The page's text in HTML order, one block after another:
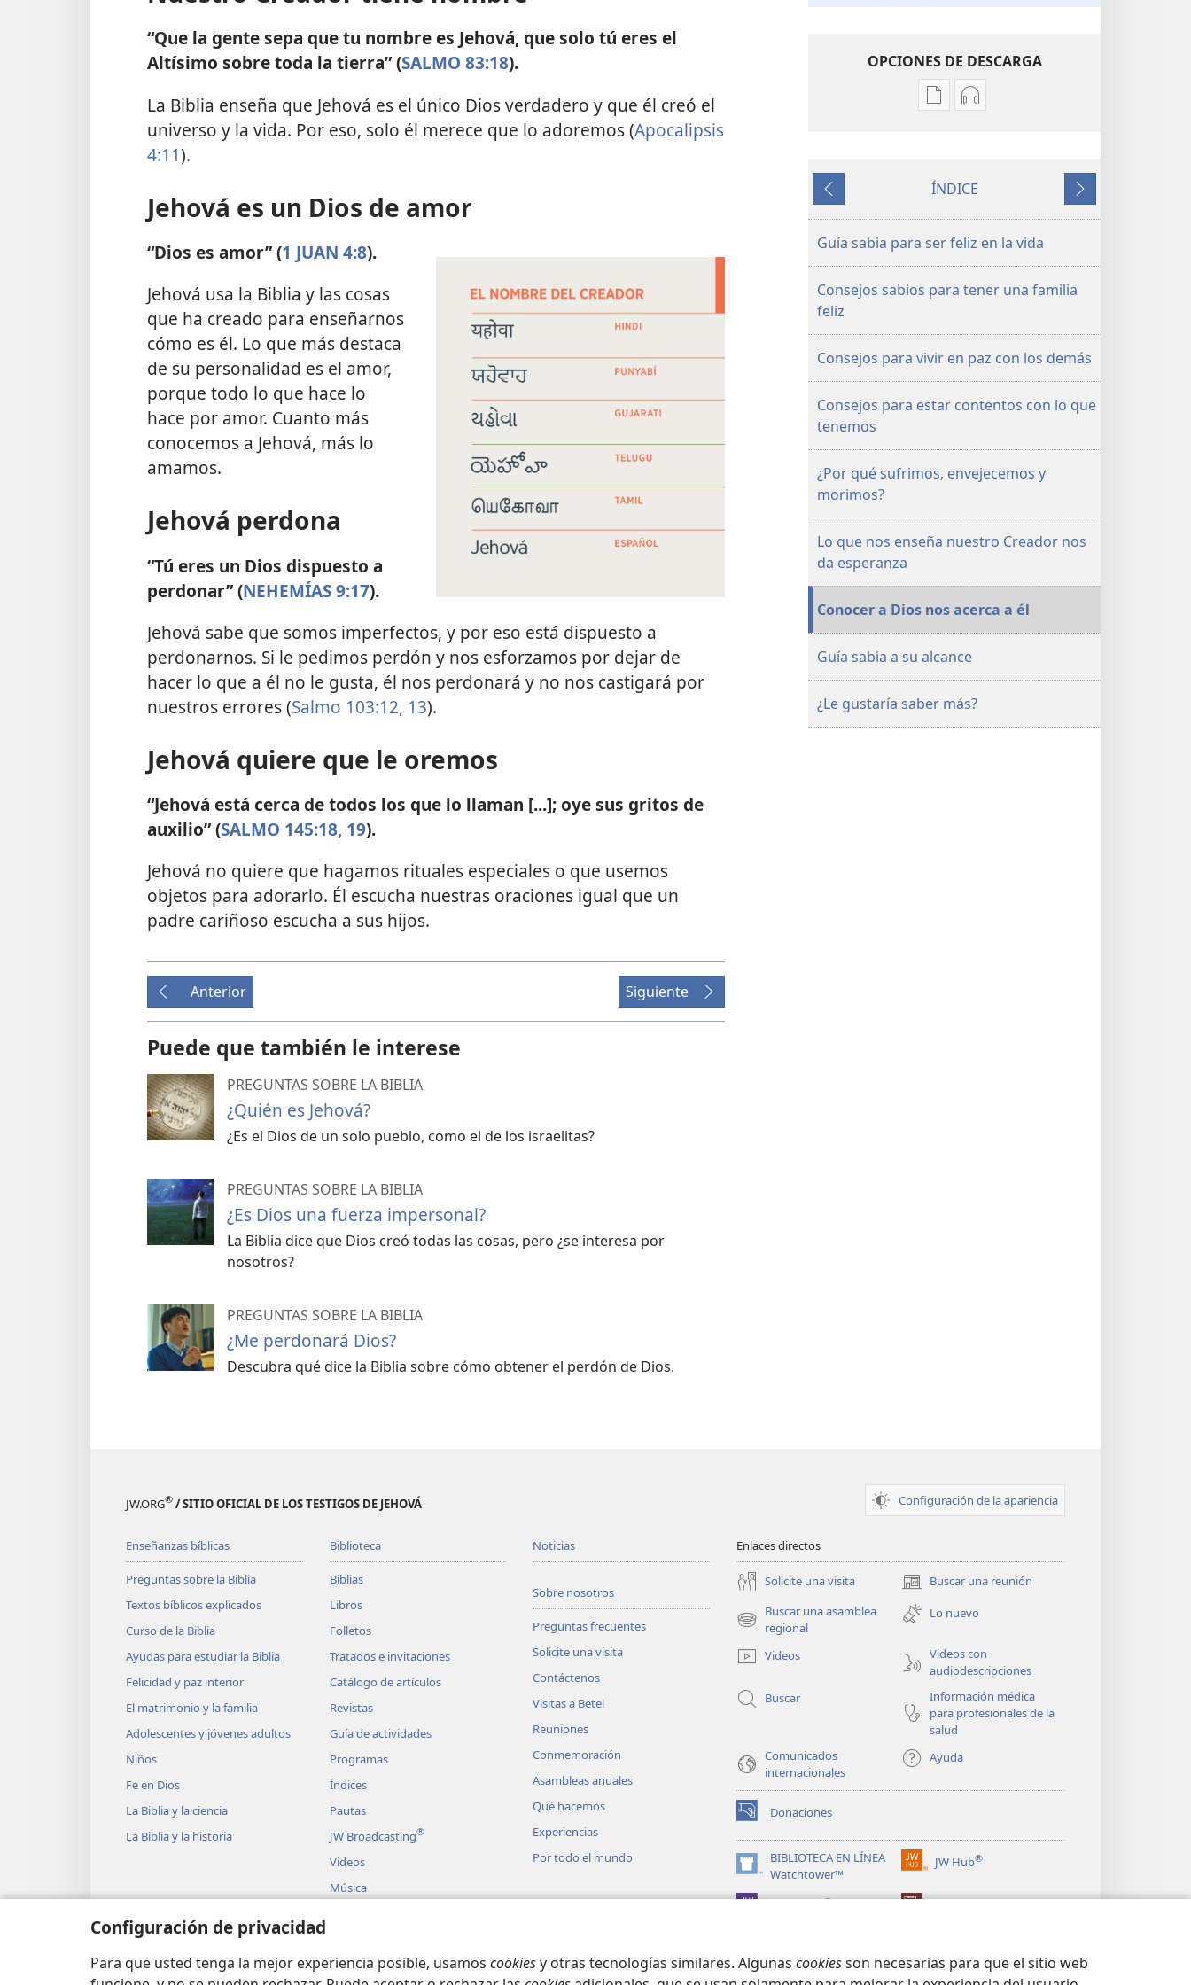
Configuración de privacidad
Para que usted tenga la mejor experiencia posible, usamos cookiesy otras tecnologías similares. Algunas cookiesson necesarias para que el sitio web
“Que la gente sepa que tu nombre es Jehová, que solo tú eres el
Altísimo sobre toda la tierra” (SALMO 83:18).
La Biblia enseña que Jehová es el único Dios verdadero y que él creó el
universo y la vida. Por eso, solo él merece que lo adoremos (Apocalipsis
4:11).
Jehová es un Dios de amor
“Dios es amor” (1 JUAN 4:8).
Jehová usa la Biblia y las cosas
que ha creado para enseñarnos
cómo es él. Lo que más destaca
de su personalidad es el amor,
porque todo lo que hace lo
hace por amor. Cuanto más
conocemos a Jehová, más lo
amamos.
Jehová perdona
“Tú eres un Dios dispuesto a
perdonar” (NEHEMÍAS 9:17).
Jehová sabe que somos imperfectos, y por eso está dispuesto a
perdonarnos. Si le pedimos perdón y nos esforzamos por dejar de
hacer lo que a él no le gusta, él nos perdonará y no nos castigará por
nuestros errores (Salmo 103:12, 13).
Jehová quiere que le oremos
“Jehová está cerca de todos los que lo llaman [...]; oye sus gritos de
auxilio” (SALMO 145:18, 19).
Jehová no quiere que hagamos rituales especiales o que usemos
objetos para adorarlo. Él escucha nuestras oraciones igual que un
padre cariñoso escucha a sus hijos.
Anterior Siguiente
Puede que también le interese
PREGUNTAS SOBRE LA BIBLIA
¿Quién es Jehová?
¿Es el Dios de un solo pueblo, como el de los israelitas?
PREGUNTAS SOBRE LA BIBLIA
¿Es Dios una fuerza impersonal?
La Biblia dice que Dios creó todas las cosas, pero ¿se interesa por
nosotros?
PREGUNTAS SOBRE LA BIBLIA
¿Me perdonará Dios?
Descubra qué dice la Biblia sobre cómo obtener el perdón de Dios.
OPCIONES DE DESCARGA
Opciones
publicaciones
Guía
sabia
ser
en
la
vida
Opciones
audio
sabia
ser
en
la
vida
Anterior
ÍNDICE
Siguiente
Guía sabia para ser feliz en la vida
Consejos sabios para tener una familia
feliz
Consejos para vivir en paz con los demás
Consejos para estar contentos con lo que
tenemos
¿Por qué sufrimos, envejecemos y
morimos?
Lo que nos enseña nuestro Creador nos
da esperanza
Conocer a Dios nos acerca a él
Guía sabia a su alcance
¿Le gustaría saber más?
JW.ORG® / SITIO OFICIAL DE LOS TESTIGOS DE JEHOVÁ Configuración de la apariencia
Enseñanzas bíblicas
Preguntas sobre la Biblia
Textos bíblicos explicados
Curso de la Biblia
Ayudas para estudiar la Biblia
Felicidad y paz interior
El matrimonio y la familia
Adolescentes y jóvenes adultos
Niños
Fe en Dios
La Biblia y la ciencia
La Biblia y la historia
Biblioteca
Biblias
Libros
Folletos
Tratados e invitaciones
Catálogo de artículos
Revistas
Guía de actividades
Programas
Índices
Pautas
JW Broadcasting®
Videos
Música
Biblia
Noticias
Sobre nosotros
Preguntas frecuentes
Solicite una visita
Contáctenos
Visitas a Betel
Reuniones
Conmemoración
Asambleas anuales
Qué hacemos
Experiencias
Por todo el mundo
Enlaces directos
Solicite una visita Buscar una reunión
(abre
una
nueva
Buscar una asamblea
regional
(abre
nueva
Lo nuevo
Videos
Videos con
audiodescripciones
Buscar
Información médica
para profesionales de la
salud
Comunicados
internacionales
Ayuda
Donaciones
(abre
una
nueva
ventana)
BIBLIOTECA EN LÍNEA
Watchtower™
(abre
una
JW Hub®
(abre
nueva
®